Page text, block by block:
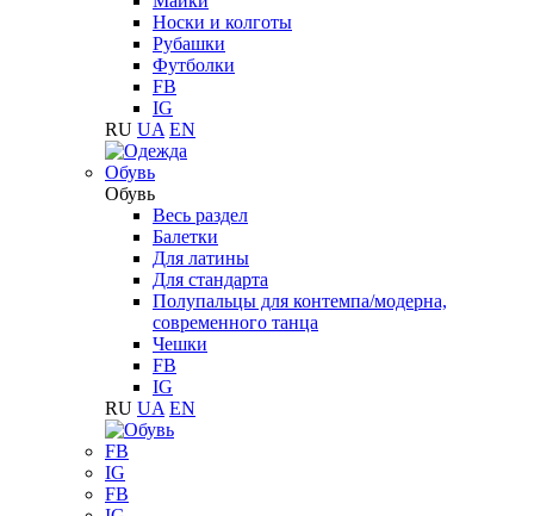
Носки и колготы
Рубашки
Футболки
FB
IG
RU UA EN
Обувь
Обувь
Весь раздел
Балетки
Для латины
Для стандарта
Полупальцы для контемпа/модерна,
современного танца
Чешки
FB
IG
RU UA EN
FB
IG
FB